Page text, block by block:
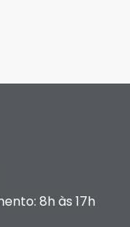
8h às 17h